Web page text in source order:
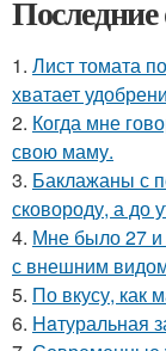
Последние
1. Лист томата
хватает
2. Когда мне
свою маму.
3. Баклажаны с
сковороду, а до
4. Мне было 27 и
с внешним
5. По вкусу, как
6. Haтуральная